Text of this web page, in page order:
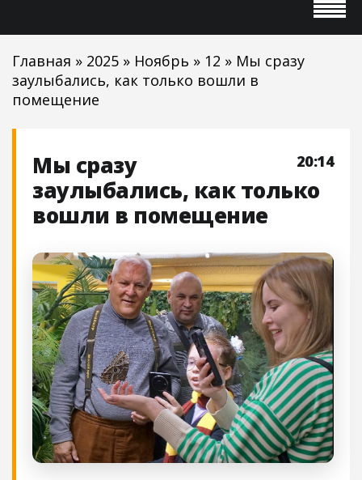
Главная » 2025 » Ноябрь » 12 » Мы сразу
заулыбались, как только вошли в
помещение
20:14
Мы сразу
заулыбались, как только
вошли в помещение